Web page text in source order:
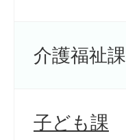
介護福祉課
子ども課